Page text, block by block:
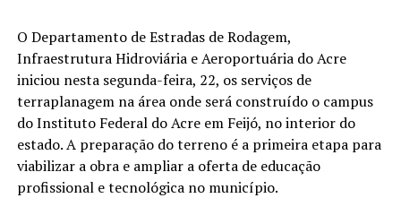
O Departamento de Estradas de Rodagem,
Infraestrutura Hidroviária e Aeroportuária do Acre
iniciou nesta segunda-feira, 22, os serviços de
terraplanagem na área onde será construído o campus
do Instituto Federal do Acre em Feijó, no interior do
estado. A preparação do terreno é a primeira etapa para
viabilizar a obra e ampliar a oferta de educação
profissional e tecnológica no município.